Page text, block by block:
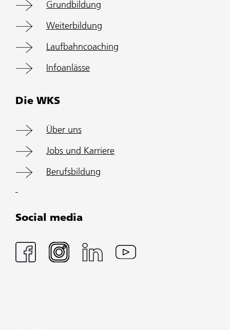
Grundbildung
Weiterbildung
Laufbahncoaching
Infoanlässe
Die WKS
Über uns
Jobs und Karriere
Berufsbildung
Social media